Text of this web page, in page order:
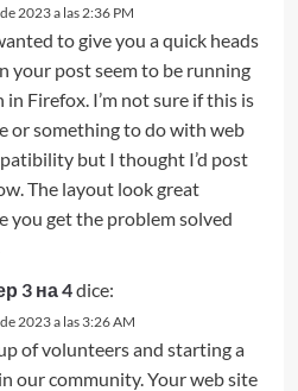
2023 a las 2:36 PM
to give you a quick heads
your post seem to be running
in Firefox. I’m not sure if this is
or something to do with web
but I thought I’d post
The layout look great
you get the problem solved
3 на 4dice:
2023 a las 3:26 AM
of volunteers and starting a
our community. Your web site